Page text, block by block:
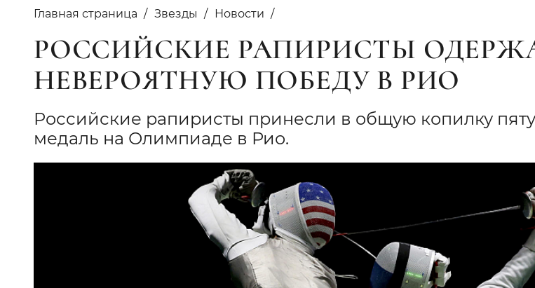
Главная страница Звезды Новости
РОССИЙСКИЕ РАПИРИСТЫ
НЕВЕРОЯТНУЮ ПОБЕДУ В РИО
Российские рапиристы принесли в общую копилку
медаль на Олимпиаде в Рио.